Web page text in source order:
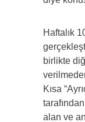
Haftalık
birlikte
Kısa
alan ve